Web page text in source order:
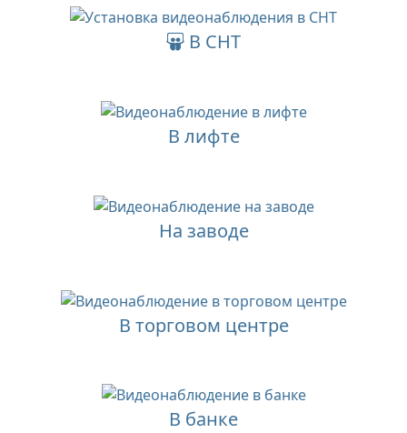
В СНТ
В лифте
На заводе
В торговом центре
В банке